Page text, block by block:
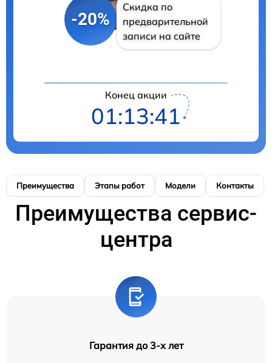
-20%
Скидка по
предварительной
записи на сайте
Конец акции
01:13:41
Преимущества Этапы работ Модели Контакты
Преимущества сервис-
центра
Гарантия до 3-х лет